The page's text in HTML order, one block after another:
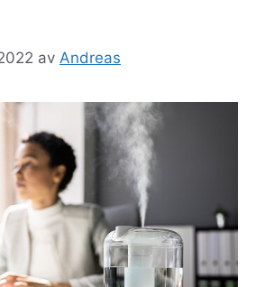
av Andreas